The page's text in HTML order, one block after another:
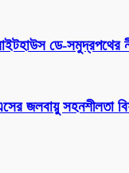
ডে-সমুদ্রপথের
জলবায়ু সহনশীলতা